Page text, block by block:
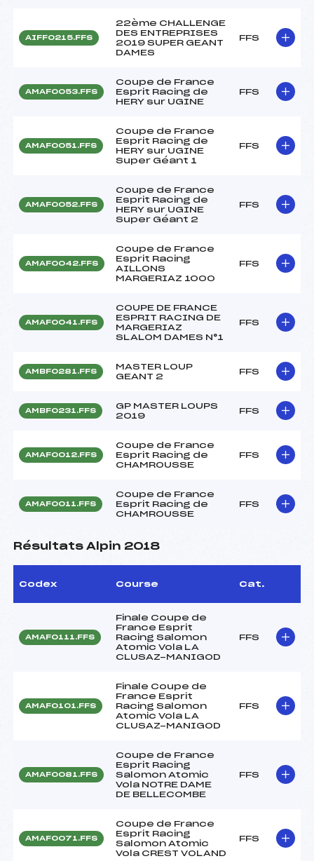
AIFF0215.FFS
22ème CHALLENGE
DES ENTREPRISES
2019 SUPER GEANT
DAMES
FFS
AMAF0053.FFS
Coupe de France
Esprit Racing de
HERY sur UGINE
FFS
AMAF0051.FFS
Coupe de France
Esprit Racing de
HERY sur UGINE
Super Géant 1
FFS
AMAF0052.FFS
Coupe de France
Esprit Racing de
HERY sur UGINE
Super Géant 2
FFS
AMAF0042.FFS
Coupe de France
Esprit Racing
AILLONS
MARGERIAZ 1000
FFS
AMAF0041.FFS
COUPE DE FRANCE
ESPRIT RACING DE
MARGERIAZ
SLALOM DAMES N°1
FFS
AMBF0281.FFS
MASTER LOUP
GEANT 2
FFS
AMBF0231.FFS
GP MASTER LOUPS
2019
FFS
AMAF0012.FFS
Coupe de France
Esprit Racing de
CHAMROUSSE
FFS
AMAF0011.FFS
Coupe de France
Esprit Racing de
CHAMROUSSE
FFS
Résultats Alpin 2018
Codex Course Cat.
AMAF0111.FFS
Finale Coupe de
France Esprit
Racing Salomon
Atomic Vola LA
CLUSAZ-MANIGOD
FFS
AMAF0101.FFS
Finale Coupe de
France Esprit
Racing Salomon
Atomic Vola LA
CLUSAZ-MANIGOD
FFS
AMAF0081.FFS
Coupe de France
Esprit Racing
Salomon Atomic
Vola NOTRE DAME
DE BELLECOMBE
FFS
AMAF0071.FFS
Coupe de France
Esprit Racing
Salomon Atomic
Vola CREST VOLAND
FFS